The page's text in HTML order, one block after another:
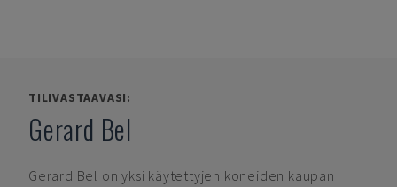
TILIVASTAAVASI:
Gerard Bel
Gerard Bel on yksi käytettyjen koneiden kaupan